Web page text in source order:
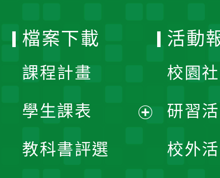
檔案下載
課程計畫
學生課表
教科書評選
活動
校園
研習
校外